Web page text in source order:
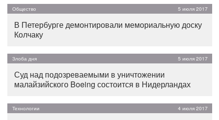
Общество 5 июля 2017
В Петербурге демонтировали мемориальную доску
Колчаку
Злоба дня 5 июля 2017
Суд над подозреваемыми в уничтожении
малайзийского Boeing состоится в Нидерландах
Технологии 4 июля 2017